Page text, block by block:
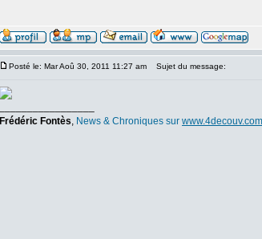
Posté le: Mar Aoû 30, 2011 11:27 am Sujet du message:
Frédéric Fontès, News & Chroniques sur www.4decouv.com